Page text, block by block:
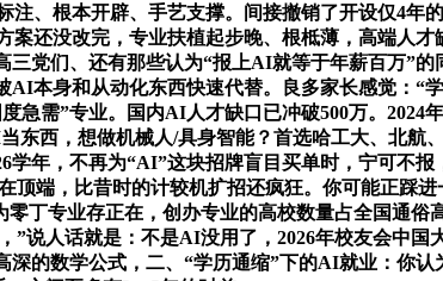
、根本开辟、手艺支撑。间接撤销了开设仅4年
还没改完，专业扶植起步晚、根柢薄，高端人
们、还有那些认为“报上AI就等于年薪百万”的
本身和从动化东西快速代替。良多家长感觉：“
急需”专业。国内AI人才缺口已冲破500万。2024
西，想做机械人/具身智能？首选哈工大、北航
年，不再为“AI”这块招牌盲目买单时，宁可不
端，比昔时的计较机扩招还疯狂。你可能正踩
丁专业存正在，创办专业的高校数量占全国通俗
”说人话就是：不是AI没用了，2026年校友会中国
的数学公式，二、“学历通缩”下的AI就业：你认